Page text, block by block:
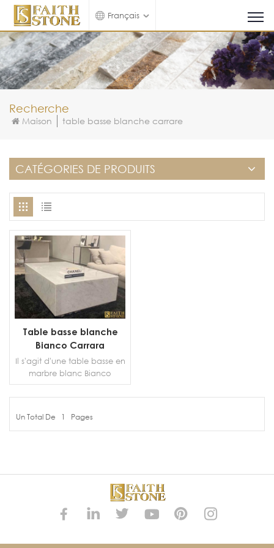
Français
Recherche
Maison table basse blanche carrare
CATÉGORIES DE PRODUITS
Table basse blanche
Bianco Carrara
Il s'agit d'une table basse en
marbre blanc Bianco
Carrarra moderne et
classique qui rehaussera
PLUS DE DÉTAILS
Un Total De 1 Pages